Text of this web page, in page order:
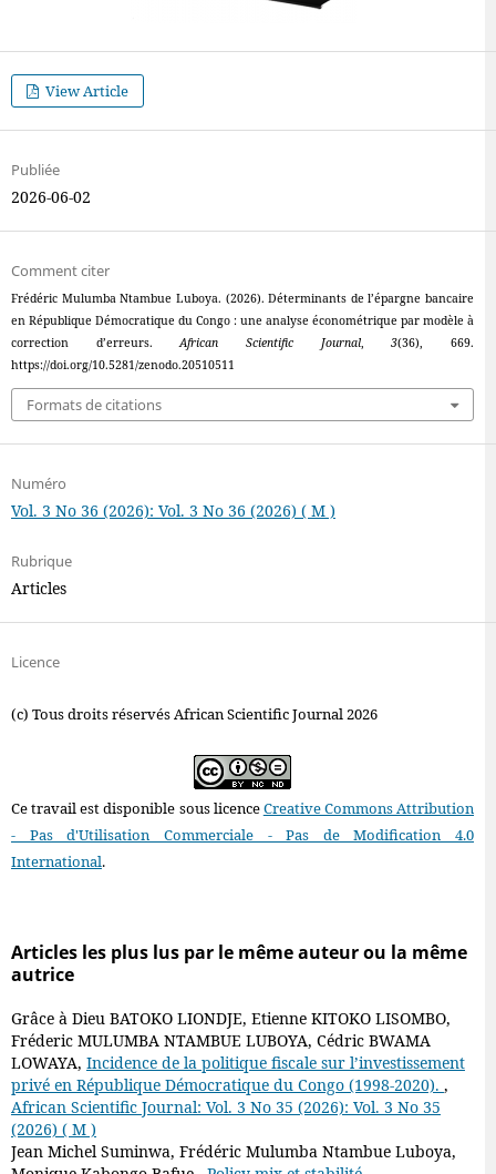
View Article
Publiée
2026-06-02
Comment citer
Frédéric Mulumba Ntambue Luboya. (2026). Déterminants de l’épargne bancaire
en République Démocratique du Congo : une analyse économétrique par modèle à
correction d’erreurs.African Scientific Journal,3(36), 669.
https://doi.org/10.5281/zenodo.20510511
Formats de citations
Numéro
Vol. 3 No 36 (2026): Vol. 3 No 36 (2026) ( M )
Rubrique
Articles
Licence
(c) Tous droits réservés African Scientific Journal 2026
Ce travail est disponible sous licenceCreative Commons Attribution
- Pas d'Utilisation Commerciale - Pas de Modification 4.0
International.
Articles les plus lus par le même auteur ou la même
autrice
Grâce à Dieu BATOKO LIONDJE, Etienne KITOKO LISOMBO,
Fréderic MULUMBA NTAMBUE LUBOYA, Cédric BWAMA
LOWAYA, Incidence de la politique fiscale sur l’investissement
privé en République Démocratique du Congo (1998-2020). ,
African Scientific Journal: Vol. 3 No 35 (2026): Vol. 3 No 35
(2026) ( M )
Jean Michel Suminwa, Frédéric Mulumba Ntambue Luboya,